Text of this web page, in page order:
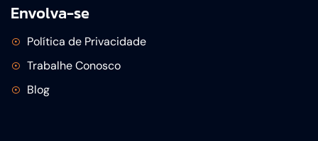
Envolva-se
Política de Privacidade
Trabalhe Conosco
Blog